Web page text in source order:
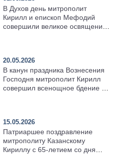
В Духов день митрополит
Кирилл и епископ Мефодий
совершили великое освящение
20.05.2026
В канун праздника Вознесения
Господня митрополит Кирилл
совершил всенощное бдение в
15.05.2026
Патриаршее поздравление
митрополиту Казанскому
Кириллу с 65-летием со дня